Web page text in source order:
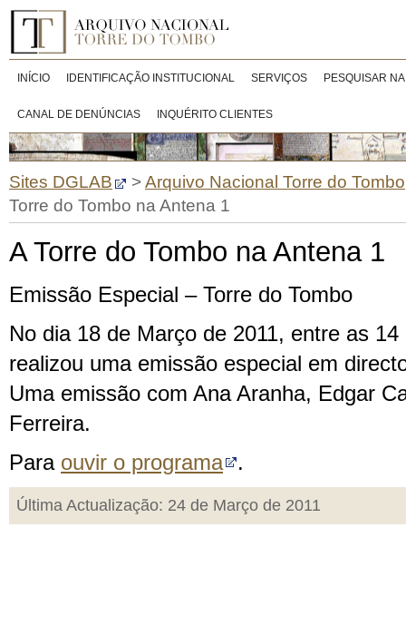
INÍCIO IDENTIFICAÇÃO INSTITUCIONAL SERVIÇOS PESQUISAR
CANAL DE DENÚNCIAS INQUÉRITO CLIENTES
Sites DGLAB >Arquivo Nacional Torre do Tombo
Torre do Tombo na Antena 1
A Torre do Tombo na Antena 1
Emissão Especial – Torre do Tombo
No dia 18 de Março de 2011, entre as
realizou uma emissão especial em
Uma emissão com Ana Aranha, Edgar
Ferreira.
Para ouvir o programa .
Última Actualização: 24 de Março de 2011